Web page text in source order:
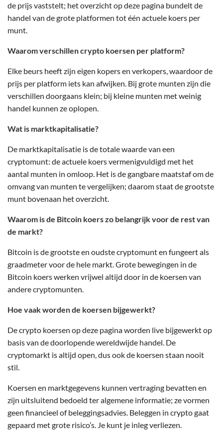
de prijs vaststelt; het overzicht op deze pagina bundelt de
handel van de grote platformen tot één actuele koers per
munt.
Waarom verschillen crypto koersen per platform?
Elke beurs heeft zijn eigen kopers en verkopers, waardoor de
prijs per platform iets kan afwijken. Bij grote munten zijn die
verschillen doorgaans klein; bij kleine munten met weinig
handel kunnen ze oplopen.
Wat is marktkapitalisatie?
De marktkapitalisatie is de totale waarde van een
cryptomunt: de actuele koers vermenigvuldigd met het
aantal munten in omloop. Het is de gangbare maatstaf om de
omvang van munten te vergelijken; daarom staat de grootste
munt bovenaan het overzicht.
Waarom is de Bitcoin koers zo belangrijk voor de rest van
de markt?
Bitcoin is de grootste en oudste cryptomunt en fungeert als
graadmeter voor de hele markt. Grote bewegingen in de
Bitcoin koers werken vrijwel altijd door in de koersen van
andere cryptomunten.
Hoe vaak worden de koersen bijgewerkt?
De crypto koersen op deze pagina worden live bijgewerkt op
basis van de doorlopende wereldwijde handel. De
cryptomarkt is altijd open, dus ook de koersen staan nooit
stil.
Koersen en marktgegevens kunnen vertraging bevatten en
zijn uitsluitend bedoeld ter algemene informatie; ze vormen
geen financieel of beleggingsadvies. Beleggen in crypto gaat
gepaard met grote risico’s. Je kunt je inleg verliezen.